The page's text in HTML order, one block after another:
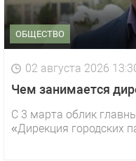
ОБЩЕСТВО
02 августа 2026
Чем занимается
С 3 марта облик
«Дирекция городских